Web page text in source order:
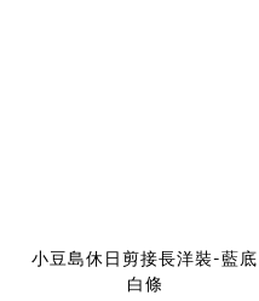
小豆島休日剪接長洋裝-藍底
白條